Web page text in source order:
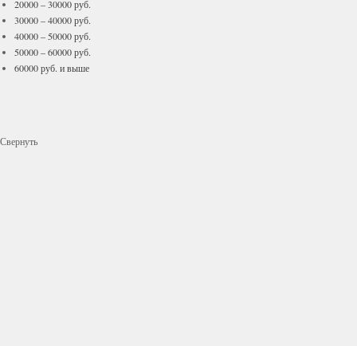
20000 – 30000 руб.
30000 – 40000 руб.
40000 – 50000 руб.
50000 – 60000 руб.
60000 руб. и выше
Свернуть